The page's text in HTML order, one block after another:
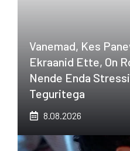
Vanemad, Kes
Ekraanid Ette, On
Nende Enda
Teguritega
8.08.2026